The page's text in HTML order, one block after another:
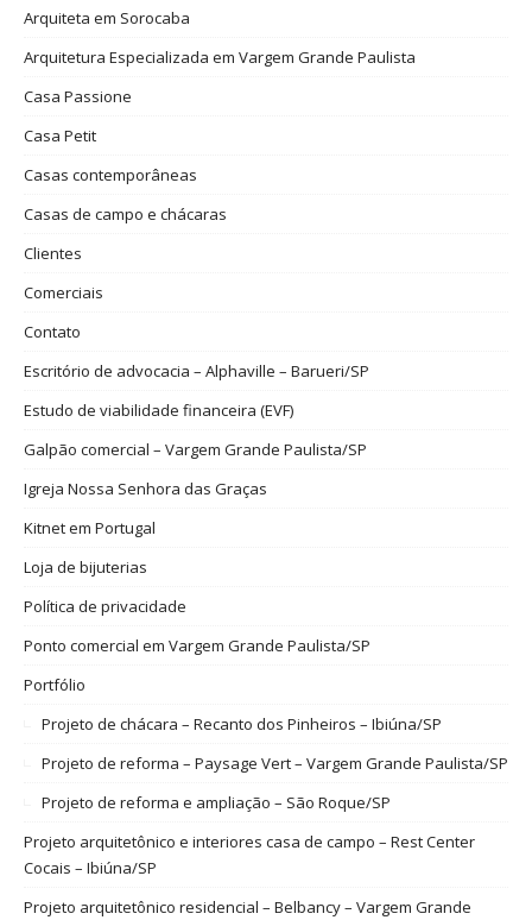
Arquiteta em Sorocaba
Arquitetura Especializada em Vargem Grande Paulista
Casa Passione
Casa Petit
Casas contemporâneas
Casas de campo e chácaras
Clientes
Comerciais
Contato
Escritório de advocacia – Alphaville – Barueri/SP
Estudo de viabilidade financeira (EVF)
Galpão comercial – Vargem Grande Paulista/SP
Igreja Nossa Senhora das Graças
Kitnet em Portugal
Loja de bijuterias
Política de privacidade
Ponto comercial em Vargem Grande Paulista/SP
Portfólio
Projeto de chácara – Recanto dos Pinheiros – Ibiúna/SP
Projeto de reforma – Paysage Vert – Vargem Grande Paulista/SP
Projeto de reforma e ampliação – São Roque/SP
Projeto arquitetônico e interiores casa de campo – Rest Center
Cocais – Ibiúna/SP
Projeto arquitetônico residencial – Belbancy – Vargem Grande